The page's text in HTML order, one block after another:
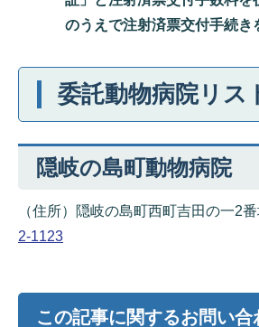
のうえで注射済票交付手続き
委託動物病院リス
隠岐の島町動物病院
（住所）隠岐の島町西町吉田の一2番
2-1123
この記事に関するお問い合